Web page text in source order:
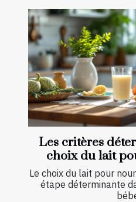
Les critères
choix du lait
Le choix du lait pour
étape déterminante